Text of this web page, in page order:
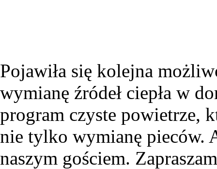
Pojawiła się kolejna
wymianę źródeł ciepła w
program czyste powietrze,
nie tylko wymianę pieców.
naszym gościem.